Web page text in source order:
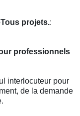
projets.:
professionnels
interlocuteur pour
de la demande